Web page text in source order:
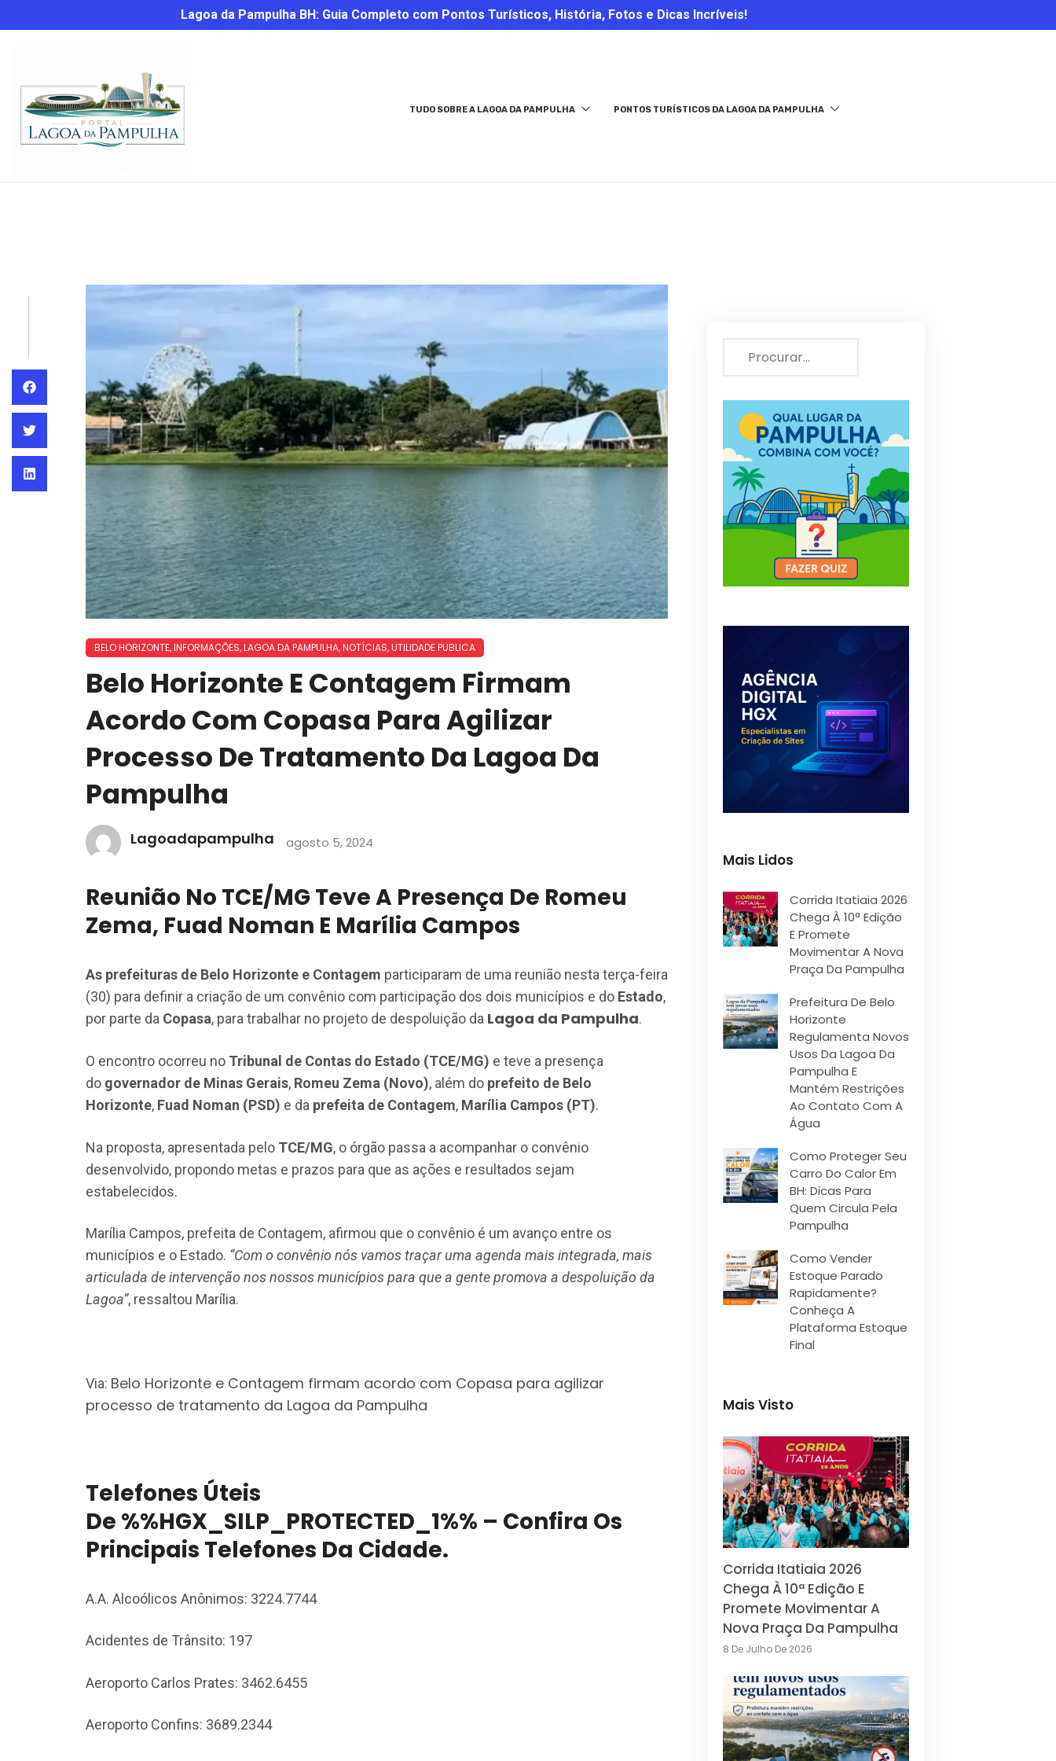
Lagoa da Pampulha BH: Guia Completo com Pontos Turísticos, História, Fotos e Dicas Incríveis!
TUDO SOBRE A LAGOA DA PAMPULHA PONTOS TURÍSTICOS DA LAGOA DA PAMPULHA
BELO HORIZONTE,INFORMAÇÕES,LAGOA DA PAMPULHA,NOTÍCIAS,UTILIDADE PUBLICA
Belo Horizonte E Contagem Firmam
Acordo Com Copasa Para Agilizar
Processo De Tratamento Da Lagoa Da
Pampulha
Lagoadapampulha agosto 5, 2024
Reunião No TCE/MG Teve A Presença De Romeu
Zema, Fuad Noman E Marília Campos
As prefeituras de Belo Horizonte e Contagem participaram de uma reunião nesta terça-feira
(30) para definir a criação de um convênio com participação dos dois municípios e do Estado,
por parte da Copasa, para trabalhar no projeto de despoluição da Lagoa da Pampulha.
O encontro ocorreu no Tribunal de Contas do Estado (TCE/MG) e teve a presença
do governador de Minas Gerais, Romeu Zema (Novo), além do prefeito de Belo
Horizonte, Fuad Noman (PSD) e da prefeita de Contagem, Marília Campos (PT).
Na proposta, apresentada pelo TCE/MG, o órgão passa a acompanhar o convênio
desenvolvido, propondo metas e prazos para que as ações e resultados sejam
estabelecidos.
Marília Campos, prefeita de Contagem, afirmou que o convênio é um avanço entre os
municípios e o Estado. “Com o convênio nós vamos traçar uma agenda mais integrada, mais
articulada de intervenção nos nossos municípios para que a gente promova a despoluição da
Lagoa”, ressaltou Marília.
Via: Belo Horizonte e Contagem firmam acordo com Copasa para agilizar
processo de tratamento da Lagoa da Pampulha
Telefones Úteis
De %%HGX_SILP_PROTECTED_1%% – Confira Os
Principais Telefones Da Cidade.
A.A. Alcoólicos Anônimos: 3224.7744
Acidentes de Trânsito: 197
Aeroporto Carlos Prates: 3462.6455
Aeroporto Confins: 3689.2344
Mais Lidos
Corrida Itatiaia 2026
Chega À 10ª Edição
E Promete
Movimentar A Nova
Praça Da Pampulha
Prefeitura De Belo
Horizonte
Regulamenta Novos
Usos Da Lagoa Da
Pampulha E
Mantém Restrições
Ao Contato Com A
Água
Como Proteger Seu
Carro Do Calor Em
BH: Dicas Para
Quem Circula Pela
Pampulha
Como Vender
Estoque Parado
Rapidamente?
Conheça A
Plataforma Estoque
Final
Mais Visto
Corrida Itatiaia 2026
Chega À 10ª Edição E
Promete Movimentar A
Nova Praça Da Pampulha
8 De Julho De 2026